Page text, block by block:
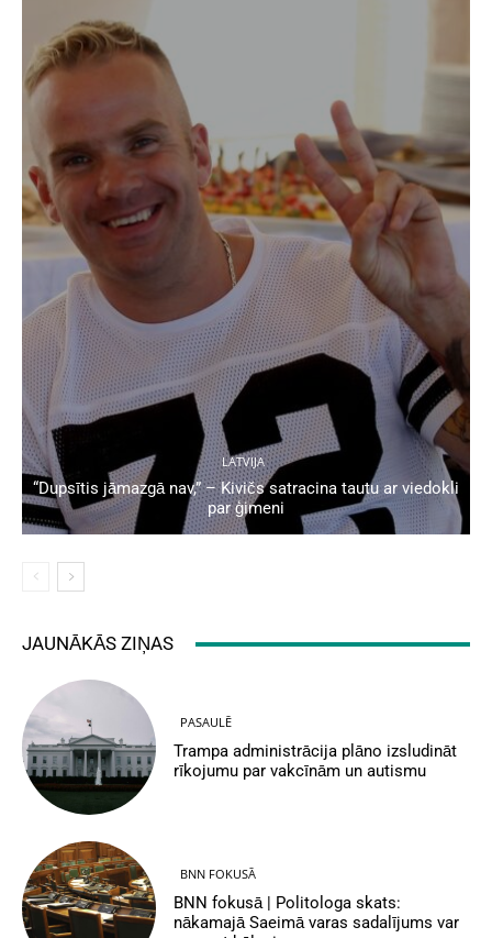
LATVIJA
“Dupsītis jāmazgā nav,” – Kivičs satracina tautu ar viedokli
par ģimeni
JAUNĀKĀS ZIŅAS
PASAULĒ
Trampa administrācija plāno izsludināt
rīkojumu par vakcīnām un autismu
BNN FOKUSĀ
BNN fokusā | Politologa skats:
nākamajā Saeimā varas sadalījums var